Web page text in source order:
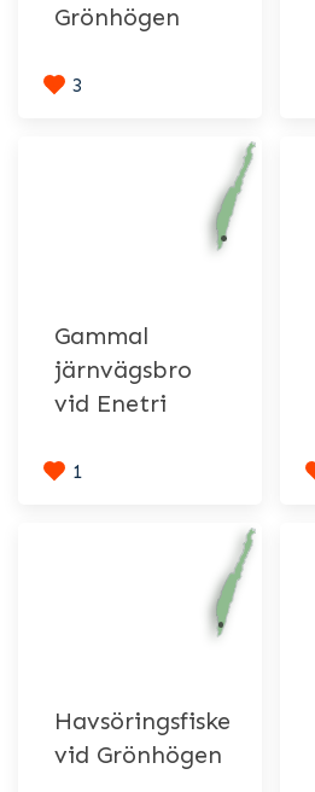
Grönhögen
3
Gammal
järnvägsbro
vid Enetri
1
Havsöringsfiske
vid Grönhögen